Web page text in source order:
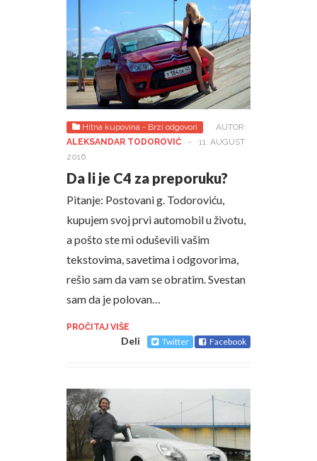
Hitna kupovina - Brzi odgovori
AUTOR:
ALEKSANDAR TODOROVIĆ
-
11. AUGUST
2016.
Da li je C4 za preporuku?
Pitanje: Postovani g. Todoroviću,
kupujem svoj prvi automobil u životu,
a pošto ste mi oduševili vašim
tekstovima, savetima i odgovorima,
rešio sam da vam se obratim. Svestan
sam da je polovan…
PROČITAJ VIŠE
Deli Twitter Facebook